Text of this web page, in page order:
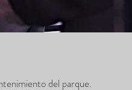
del parque.